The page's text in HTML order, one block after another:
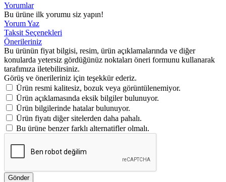
Yorumlar
Bu ürüne ilk yorumu siz yapın!
Yorum Yaz
Taksit Seçenekleri
Önerileriniz
Bu ürünün fiyat bilgisi, resim, ürün açıklamalarında ve diğer
konularda yetersiz gördüğünüz noktaları öneri formunu kullanarak
tarafımıza iletebilirsiniz.
Görüş ve önerileriniz için teşekkür ederiz.
Ürün resmi kalitesiz, bozuk veya görüntülenemiyor.
Ürün açıklamasında eksik bilgiler bulunuyor.
Ürün bilgilerinde hatalar bulunuyor.
Ürün fiyatı diğer sitelerden daha pahalı.
Bu ürüne benzer farklı alternatifler olmalı.
Gönder